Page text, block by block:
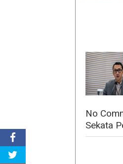
No
Sekata